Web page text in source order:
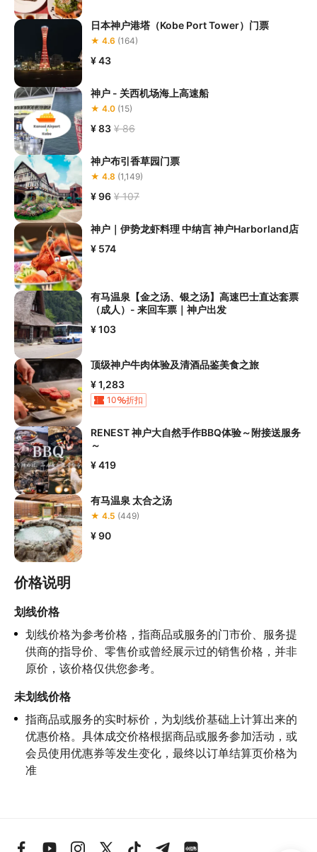
日本神户港塔（Kobe Port Tower）门票
★ 4.6 (164)
¥ 43
神户 - 关西机场海上高速船
★ 4.0 (15)
¥ 83 ¥ 86
神户布引香草园门票
★ 4.8 (1,149)
¥ 96 ¥ 107
神户｜伊势龙虾料理 中纳言 神户Harborland店
¥ 574
有马温泉【金之汤、银之汤】高速巴士直达套票
（成人）- 来回车票｜神户出发
¥ 103
顶级神户牛肉体验及清酒品鉴美食之旅
¥ 1,283
10 折扣
RENEST 神户大自然手作BBQ体验～附接送服务
～
¥ 419
有马温泉 太合之汤
★ 4.5 (449)
¥ 90
价格说明
划线价格
划线价格为参考价格，指商品或服务的门市价、服务提
供商的指导价、零售价或曾经展示过的销售价格，并非
原价，该价格仅供您参考。
未划线价格
指商品或服务的实时标价，为划线价基础上计算出来的
优惠价格。具体成交价格根据商品或服务参加活动，或
会员使用优惠券等发生变化，最终以订单结算页价格为
准